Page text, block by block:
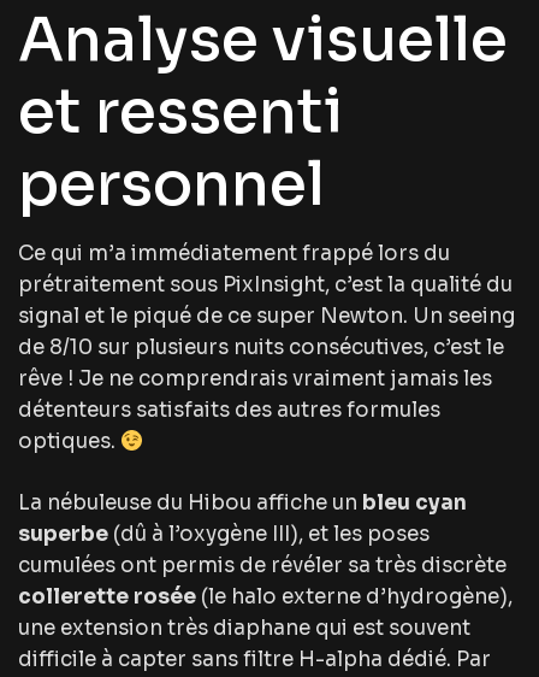
Analyse visuelle
et ressenti
personnel
Ce qui m’a immédiatement frappé lors du
prétraitement sous PixInsight, c’est la qualité du
signal et le piqué de ce super Newton. Un seeing
de 8/10 sur plusieurs nuits consécutives, c’est le
rêve ! Je ne comprendrais vraiment jamais les
détenteurs satisfaits des autres formules
optiques.
La nébuleuse du Hibou affiche un bleu cyan
superbe (dû à l’oxygène III), et les poses
cumulées ont permis de révéler sa très discrète
collerette rosée (le halo externe d’hydrogène),
une extension très diaphane qui est souvent
difficile à capter sans filtre H-alpha dédié. Par